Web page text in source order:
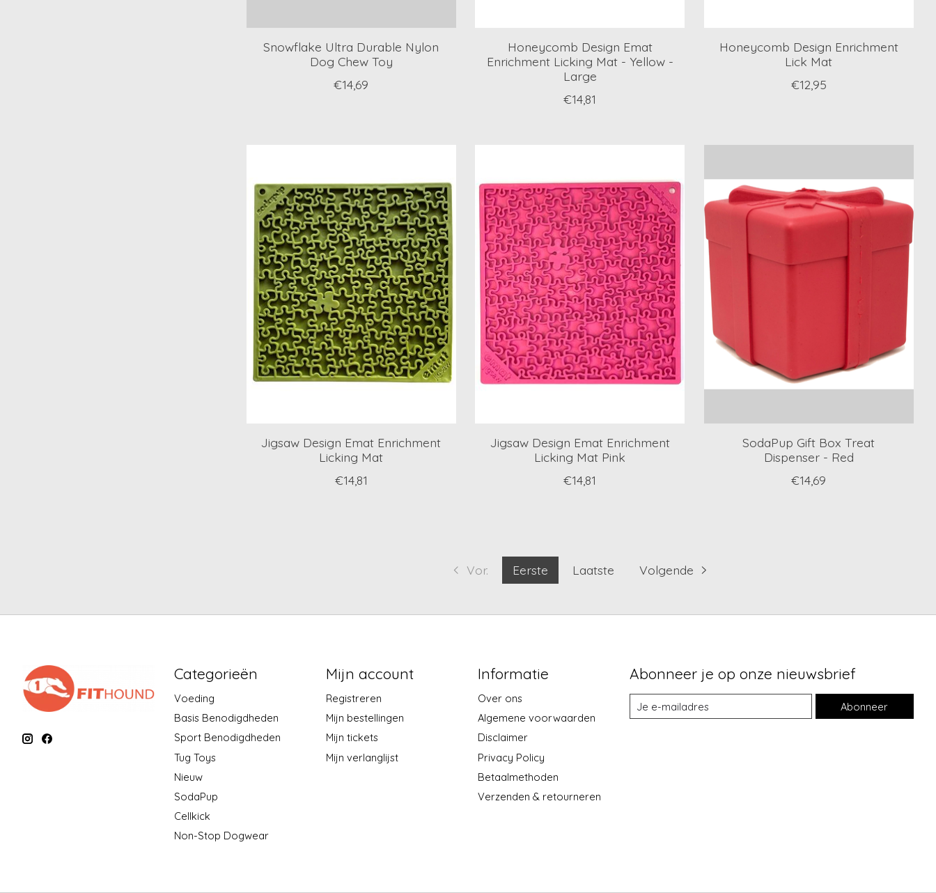
Snowflake Ultra Durable Nylon
Dog Chew Toy
€14,69
Honeycomb Design Emat
Enrichment Licking Mat - Yellow -
Large
€14,81
Honeycomb Design Enrichment
Lick Mat
€12,95
Jigsaw Design Emat Enrichment
Licking Mat
€14,81
Jigsaw Design Emat Enrichment
Licking Mat Pink
€14,81
SodaPup Gift Box Treat
Dispenser - Red
€14,69
Vor. Eerste Laatste Volgende
Categorieën
Voeding
Basis Benodigdheden
Sport Benodigdheden
Tug Toys
Nieuw
SodaPup
Cellkick
Non-Stop Dogwear
Mijn account
Registreren
Mijn bestellingen
Mijn tickets
Mijn verlanglijst
Informatie
Over ons
Algemene voorwaarden
Disclaimer
Privacy Policy
Betaalmethoden
Verzenden & retourneren
Abonneer je op onze nieuwsbrief
Abonneer